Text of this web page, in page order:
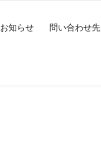
お知らせ 問い合わせ先